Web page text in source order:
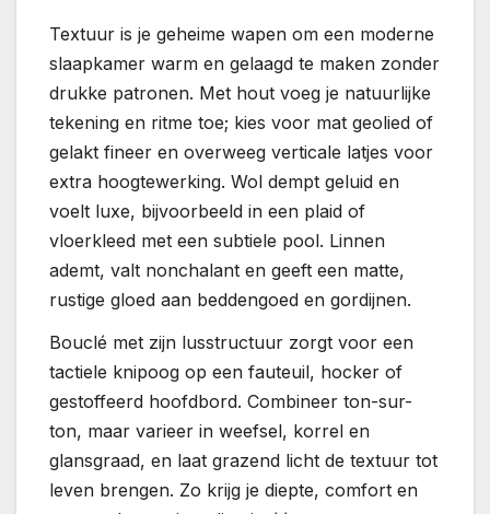
Textuur is je geheime wapen om een moderne
slaapkamer warm en gelaagd te maken zonder
drukke patronen. Met hout voeg je natuurlijke
tekening en ritme toe; kies voor mat geolied of
gelakt fineer en overweeg verticale latjes voor
extra hoogtewerking. Wol dempt geluid en
voelt luxe, bijvoorbeeld in een plaid of
vloerkleed met een subtiele pool. Linnen
ademt, valt nonchalant en geeft een matte,
rustige gloed aan beddengoed en gordijnen.
Bouclé met zijn lusstructuur zorgt voor een
tactiele knipoog op een fauteuil, hocker of
gestoffeerd hoofdbord. Combineer ton-sur-
ton, maar varieer in weefsel, korrel en
glansgraad, en laat grazend licht de textuur tot
leven brengen. Zo krijg je diepte, comfort en